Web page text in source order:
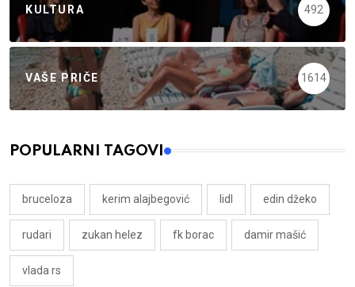
KULTURA 492
VAŠE PRIČE 1614
POPULARNI TAGOVI
bruceloza kerim alajbegović lidl edin džeko
rudari zukan helez fk borac damir mašić
vlada rs